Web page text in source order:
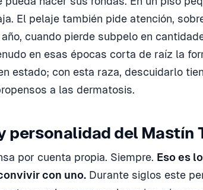
El pelaje también pide atención,
cuando pierde subpelo en
en esas épocas corta de raíz la
estado; con esta raza, descuidarlo
a las dermatosis.
personalidad del Mastín
por cuenta propia. Siempre. Eso es
con uno. Durante siglos este